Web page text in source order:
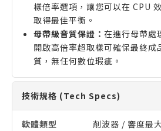
樣倍率選項，讓您可以在 CPU
取得最佳平衡。
母帶級音質保證： 在進行母帶處
開啟高倍率超取樣可確保最終成
質，無任何數位瑕疵。
技術規格 (Tech Specs)
軟體類型
削波器 / 響度最